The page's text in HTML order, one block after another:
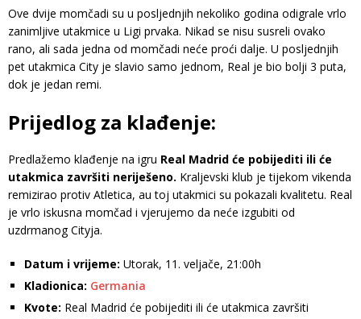
Ove dvije momčadi su u posljednjih nekoliko godina odigrale vrlo
zanimljive utakmice u Ligi prvaka. Nikad se nisu susreli ovako
rano, ali sada jedna od momčadi neće proći dalje. U posljednjih
pet utakmica City je slavio samo jednom, Real je bio bolji 3 puta,
dok je jedan remi.
Prijedlog za klađenje:
Predlažemo klađenje na igru Real Madrid će pobijediti ili će
utakmica završiti neriješeno. Kraljevski klub je tijekom vikenda
remizirao protiv Atletica, au toj utakmici su pokazali kvalitetu. Real
je vrlo iskusna momčad i vjerujemo da neće izgubiti od
uzdrmanog Cityja.
Datum i vrijeme: Utorak, 11. veljače, 21:00h
Kladionica: Germania
Kvote: Real Madrid će pobijediti ili će utakmica završiti